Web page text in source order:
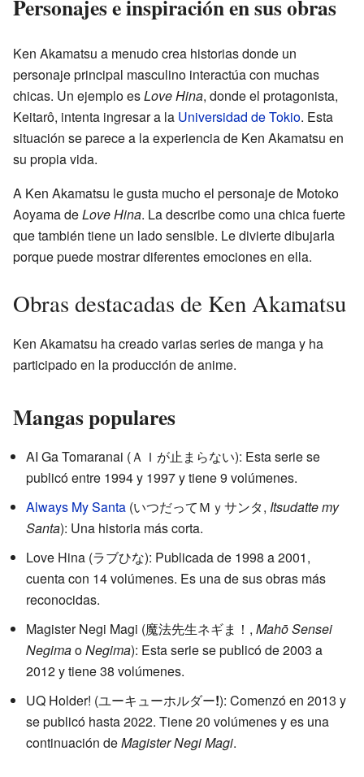
Personajes e inspiración en sus obras
Ken Akamatsu a menudo crea historias donde un
personaje principal masculino interactúa con muchas
chicas. Un ejemplo esLove Hina, donde el protagonista,
Keitarô, intenta ingresar a la Universidad de Tokio. Esta
situación se parece a la experiencia de Ken Akamatsu en
su propia vida.
A Ken Akamatsu le gusta mucho el personaje de Motoko
Aoyama deLove Hina. La describe como una chica fuerte
que también tiene un lado sensible. Le divierte dibujarla
porque puede mostrar diferentes emociones en ella.
Obras destacadas de Ken Akamatsu
Ken Akamatsu ha creado varias series de manga y ha
participado en la producción de anime.
Mangas populares
AI Ga Tomaranai (ＡＩが止まらない): Esta serie se
publicó entre 1994 y 1997 y tiene 9 volúmenes.
Always My Santa (いつだってＭｙサンタ, Itsudatte my
Santa): Una historia más corta.
Love Hina (ラブひな): Publicada de 1998 a 2001,
cuenta con 14 volúmenes. Es una de sus obras más
reconocidas.
Magister Negi Magi (魔法先生ネギま！, Mahō Sensei
NegimaoNegima): Esta serie se publicó de 2003 a
2012 y tiene 38 volúmenes.
UQ Holder! (ユーキューホルダー!): Comenzó en 2013 y
se publicó hasta 2022. Tiene 20 volúmenes y es una
continuación deMagister Negi Magi.